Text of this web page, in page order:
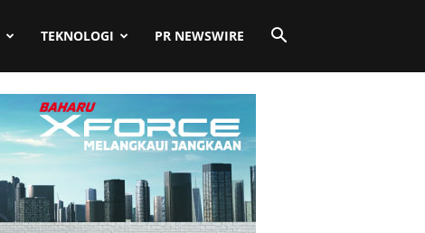
TEKNOLOGI PR NEWSWIRE